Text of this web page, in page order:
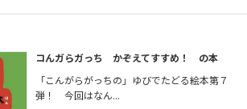
コんガらガっち かぞえてすすめ！ の本
「こんがらがっちの」ゆびでたどる絵本第７
弾！ 今回はなん...